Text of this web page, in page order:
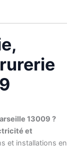
13009 ?
et
et installations en